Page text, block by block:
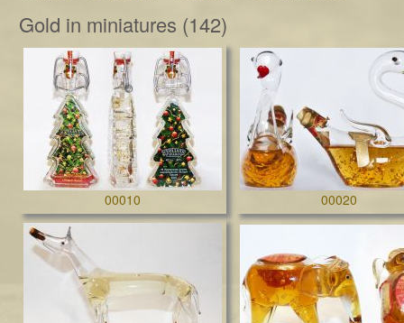
Gold in miniatures (142)
00010 00020